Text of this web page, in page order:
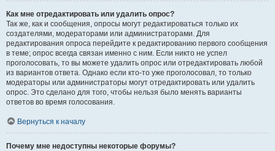
Как мне отредактировать или удалить опрос?
Так же, как и сообщения, опросы могут редактироваться только их
создателями, модераторами или администраторами. Для
редактирования опроса перейдите к редактированию первого сообщения
в теме; опрос всегда связан именно с ним. Если никто не успел
проголосовать, то вы можете удалить опрос или отредактировать любой
из вариантов ответа. Однако если кто-то уже проголосовал, то только
модераторы или администраторы могут отредактировать или удалить
опрос. Это сделано для того, чтобы нельзя было менять варианты
ответов во время голосования.
Вернуться к началу
Почему мне недоступны некоторые форумы?